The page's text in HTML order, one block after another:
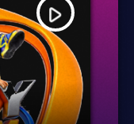
play_arrow